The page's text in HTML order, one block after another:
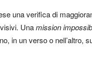
una verifica di
Unamission
in un verso o nell’altro,